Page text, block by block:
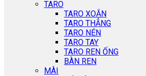
TARO
TARO XOẮN
TARO THẲNG
TARO NÉN
TARO TAY
TARO REN ỐNG
BÀN REN
MÀI